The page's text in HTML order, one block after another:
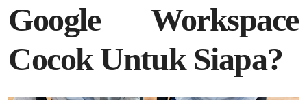
Google Workspace
Cocok Untuk Siapa?